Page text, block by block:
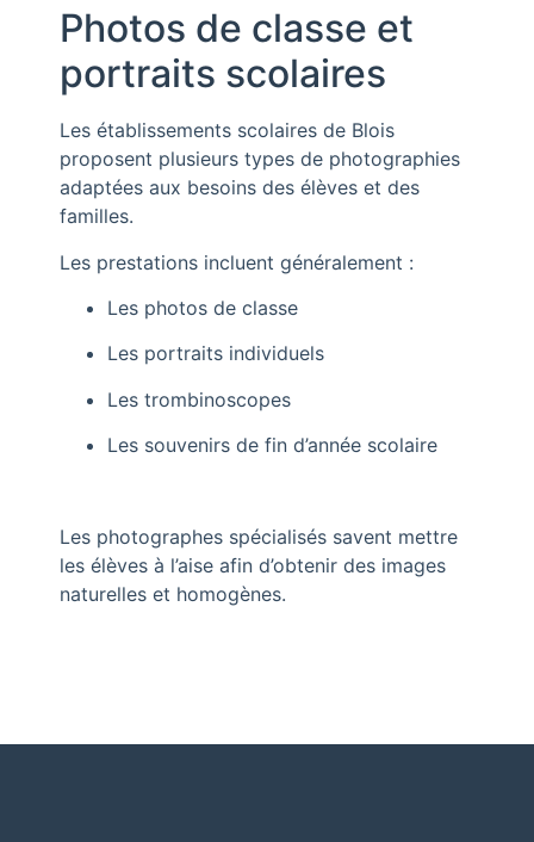
Photos de classe et
portraits scolaires
Les établissements scolaires de Blois
proposent plusieurs types de photographies
adaptées aux besoins des élèves et des
familles.
Les prestations incluent généralement :
Les photos de classe
Les portraits individuels
Les trombinoscopes
Les souvenirs de fin d’année scolaire
Les photographes spécialisés savent mettre
les élèves à l’aise afin d’obtenir des images
naturelles et homogènes.